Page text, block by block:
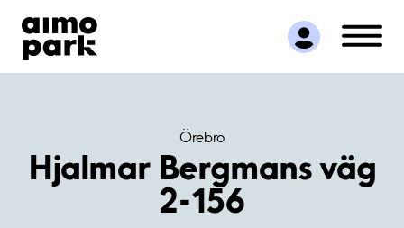
Hitta parkering
Samarbete
Kundservice
Örebro
Hjalmar Bergmans väg
2-156